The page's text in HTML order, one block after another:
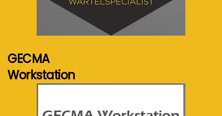
Voir plus...
GECMA
Workstation